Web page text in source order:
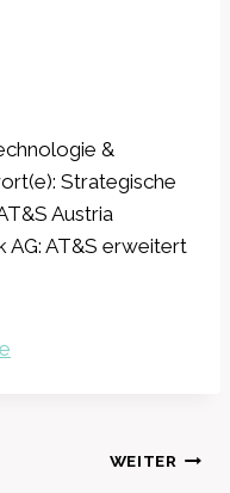
&
Strategische
Austria
AG: AT&S erweitert
WEITER